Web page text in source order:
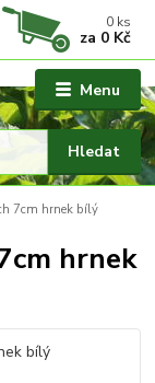
Menu
Hledat
0 ks
za 0 Kč
7cm hrnek bílý
hrnek